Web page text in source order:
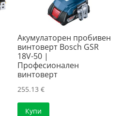
Акумулаторен пробивен
винтоверт Bosch GSR
18V-50 |
Професионален
винтоверт
255.13€
Купи